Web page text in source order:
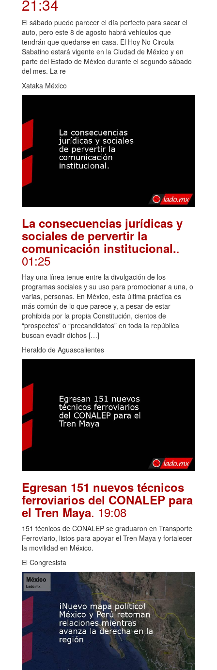
21:34
El sábado puede parecer el día perfecto para sacar el
auto, pero este 8 de agosto habrá vehículos que
tendrán que quedarse en casa. El Hoy No Circula
Sabatino estará vigente en la Ciudad de México y en
parte del Estado de México durante el segundo sábado
del mes. La re
Xataka México
La consecuencias jurídicas y
sociales de pervertir la
comunicación institucional..
01:25
Hay una línea tenue entre la divulgación de los
programas sociales y su uso para promocionar a una, o
varias, personas. En México, esta última práctica es
más común de lo que parece y, a pesar de estar
prohibida por la propia Constitución, cientos de
“prospectos” o “precandidatos” en toda la república
buscan evadir dichos […]
Heraldo de Aguascalientes
Egresan 151 nuevos técnicos
ferroviarios del CONALEP para
el Tren Maya. 19:08
151 técnicos de CONALEP se graduaron en Transporte
Ferroviario, listos para apoyar el Tren Maya y fortalecer
la movilidad en México.
El Congresista